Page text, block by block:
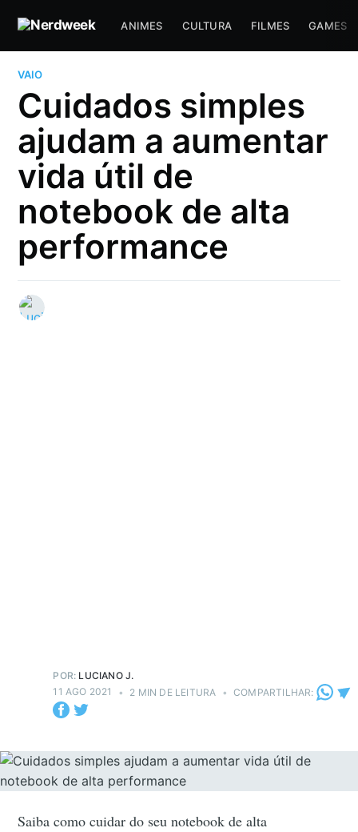
ANIMES CULTURA FILMES GAMES
VAIO
Cuidados simples
ajudam a aumentar
vida útil de
notebook de alta
performance
POR: LUCIANO J.
11 AGO 2021
• 2 MIN DE LEITURA • COMPARTILHAR:
Saiba como cuidar do seu notebook de alta